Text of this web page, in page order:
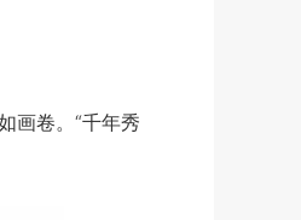
画卷。“千年秀